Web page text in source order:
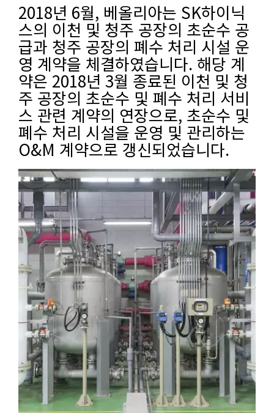
2018년 6월, 베올리아는 SK하이닉
스의 이천 및 청주 공장의 초순수 공
급과 청주 공장의 폐수 처리 시설 운
영 계약을 체결하였습니다. 해당 계
약은 2018년 3월 종료된 이천 및 청
주 공장의 초순수 및 폐수 처리 서비
스 관련 계약의 연장으로, 초순수 및
폐수 처리 시설을 운영 및 관리하는
O&M 계약으로 갱신되었습니다.